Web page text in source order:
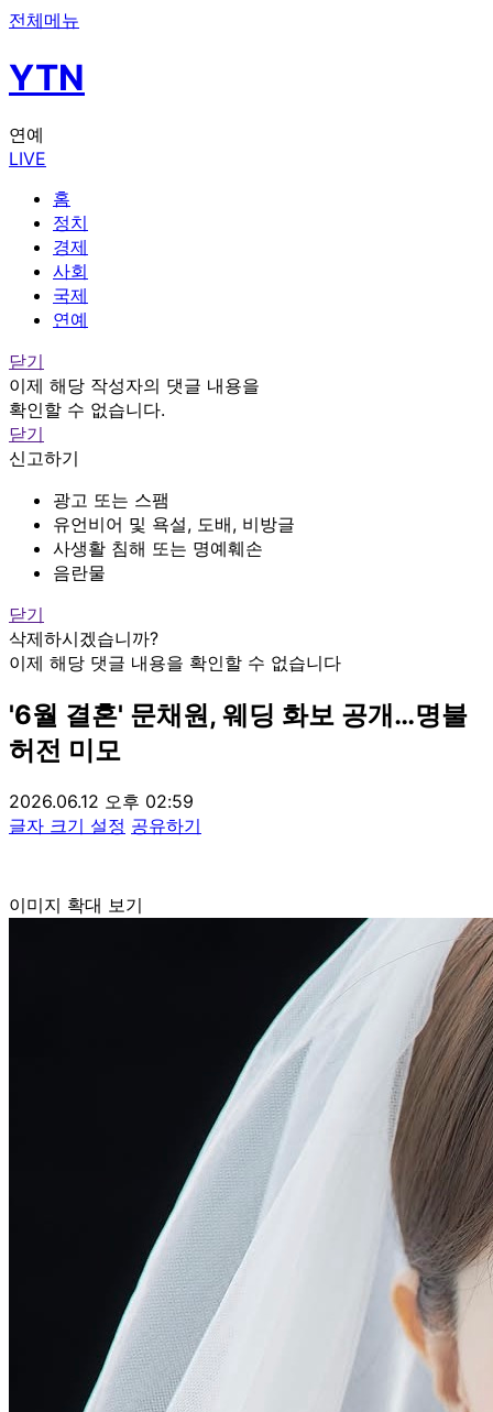
전체메뉴
YTN
연예
LIVE
홈
정치
경제
사회
국제
연예
닫기
이제 해당 작성자의 댓글 내용을
확인할 수 없습니다.
닫기
신고하기
광고 또는 스팸
유언비어 및 욕설, 도배, 비방글
사생활 침해 또는 명예훼손
음란물
닫기
삭제하시겠습니까?
이제 해당 댓글 내용을 확인할 수 없습니다
'6월 결혼' 문채원, 웨딩 화보 공개…명불
허전 미모
2026.06.12 오후 02:59
글자 크기 설정 공유하기
이미지 확대 보기